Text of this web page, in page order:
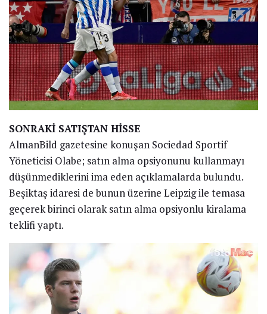
SONRAKİ SATIŞTAN HİSSE
AlmanBild gazetesine konuşan Sociedad Sportif
Yöneticisi Olabe; satın alma opsiyonunu kullanmayı
düşünmediklerini ima eden açıklamalarda bulundu.
Beşiktaş idaresi de bunun üzerine Leipzig ile temasa
geçerek birinci olarak satın alma opsiyonlu kiralama
teklifi yaptı.